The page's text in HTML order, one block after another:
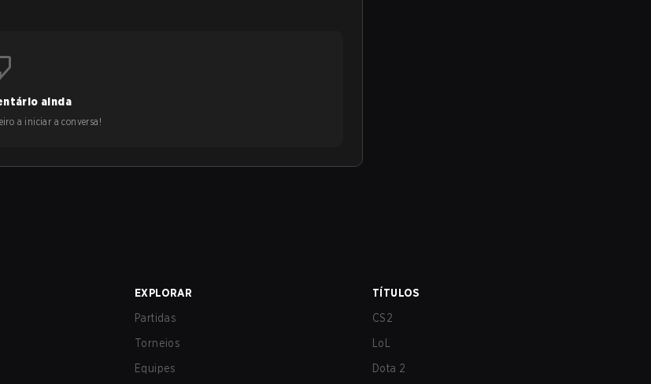
ainda
a iniciar a conversa!
EXPLORAR
Partidas
Torneios
Equipes
TÍTULOS
CS2
LoL
Dota 2